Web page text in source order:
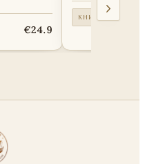
€24.9
КНИГИ